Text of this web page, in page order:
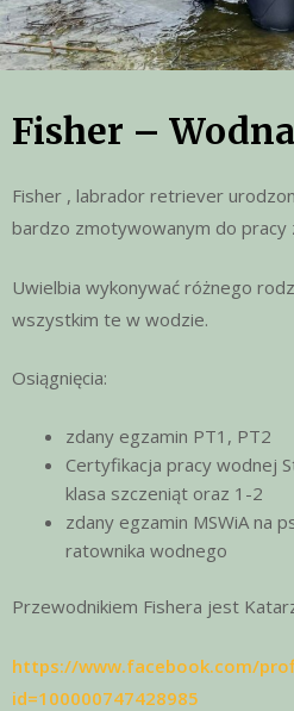
Fisher –
Fisher , labrador retriever
bardzo zmotywowanym do pracy
Uwielbia wykonywać różnego
wszystkim te w wodzie.
Osiągnięcia:
zdany egzamin PT1, PT2
Certyfikacja pracy wodnej
klasa szczeniąt oraz 1-2
zdany egzamin MSWiA na
ratownika wodnego
Przewodnikiem Fishera jest
https://www.facebook.com/
id=100000747428985